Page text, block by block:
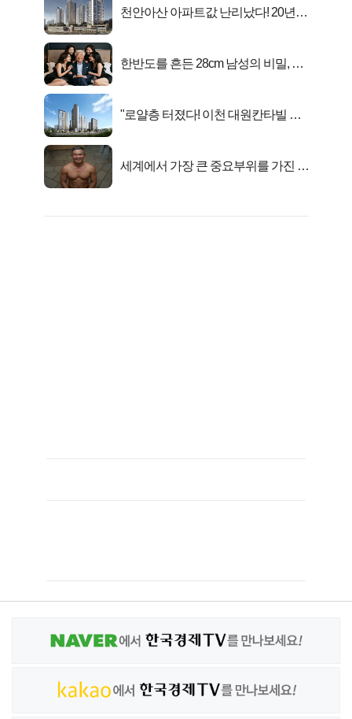
천안아산 아파트값 난리났다! 20년
한반도를 흔든 28cm 남성의 비밀, 매
"로얄층 터졌다! 이천 대원칸타빌 잔
세계에서 가장 큰 중요부위를 가진 남